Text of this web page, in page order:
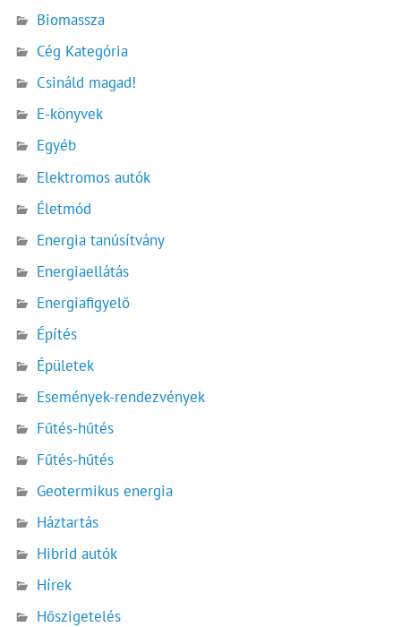
Biomassza
Cég Kategória
Csináld magad!
E-könyvek
Egyéb
Elektromos autók
Életmód
Energia tanúsítvány
Energiaellátás
Energiafigyelő
Építés
Épületek
Események-rendezvények
Fűtés-hűtés
Fűtés-hűtés
Geotermikus energia
Háztartás
Hibrid autók
Hírek
Hőszigetelés